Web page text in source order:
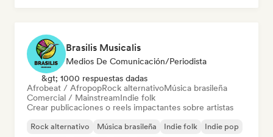
Brasilis Musicalis
Medios De Comunicación/Periodista
&gt; 1000 respuestas dadas
Afrobeat / AfropopRock alternativoMúsica brasileña
Comercial / MainstreamIndie folk
Crear publicaciones o reels impactantes sobre artistas
Rock alternativo Música brasileña Indie folk
Indie pop